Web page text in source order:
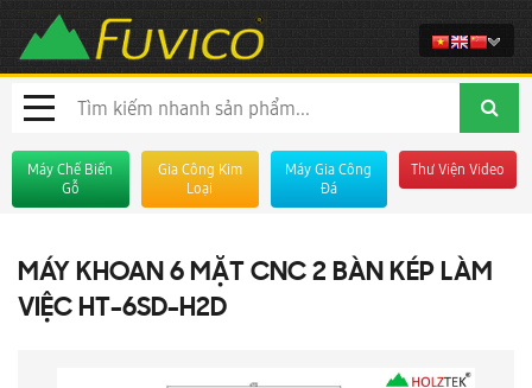
Máy Chế Biến
Gỗ
Gia Công Kim
Loại
Máy Gia Công
Đá
Thư Viện Video
MÁY KHOAN 6 MẶT CNC 2 BÀN KÉP LÀM
VIỆC HT-6SD-H2D